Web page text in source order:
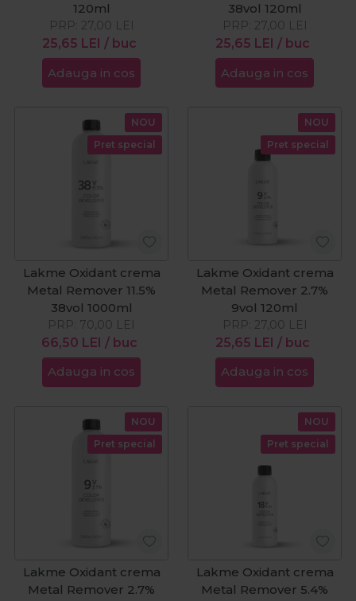
120ml
25,65 LEI / buc
PRP: 27,00 LEI
Adauga in cos
38vol 120ml
25,65 LEI / buc
PRP: 27,00 LEI
Adauga in cos
NOU
Pret special
Lakme Oxidant crema
Metal Remover 11.5%
38vol 1000ml
66,50 LEI / buc
PRP: 70,00 LEI
Adauga in cos
NOU
Pret special
Lakme Oxidant crema
Metal Remover 2.7%
9vol 120ml
25,65 LEI / buc
PRP: 27,00 LEI
Adauga in cos
NOU
Pret special
Lakme Oxidant crema
Metal Remover 2.7%
NOU
Pret special
Lakme Oxidant crema
Metal Remover 5.4%